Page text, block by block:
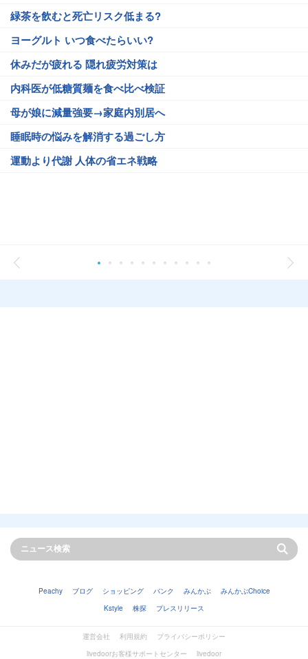
緑茶を飲むと死亡リスク低まる?
ヨーグルト いつ食べたらいい?
休みだが疲れる 隠れ疲労対策は
内科医が低糖質麺を食べ比べ検証
母が娘に減量強要→家庭内別居へ
睡眠時の悩みを解消する過ごし方
運動より代謝 人体の省エネ戦略
Peachy ブログ ショッピング バンク みんかぶ
みんかぶChoice
Kstyle
株探 プレスリリース
運営会社 利用規約
プライバシーポリシー
livedoorお客様サポートセンター
livedoor